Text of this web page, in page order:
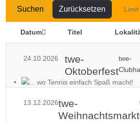
Suchen Zurücksetzen Limit
Datum Titel
24.10.2026
twe-
Oktoberfest
twe-
13.12.2026twe-
Weihnachtsmarkt